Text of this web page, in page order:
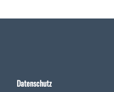
Datenschutz